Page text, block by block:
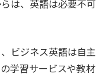
は、英語は必要不可
ビジネス英語は自主
学習サービスや教材